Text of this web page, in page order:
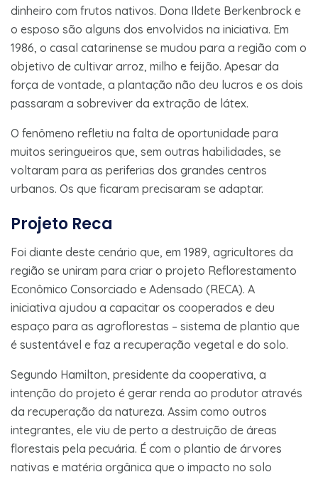
dinheiro com frutos nativos. Dona Ildete Berkenbrock e
o esposo são alguns dos envolvidos na iniciativa. Em
1986, o casal catarinense se mudou para a região com o
objetivo de cultivar arroz, milho e feijão. Apesar da
força de vontade, a plantação não deu lucros e os dois
passaram a sobreviver da extração de látex.
O fenômeno refletiu na falta de oportunidade para
muitos seringueiros que, sem outras habilidades, se
voltaram para as periferias dos grandes centros
urbanos. Os que ficaram precisaram se adaptar.
Projeto Reca
Foi diante deste cenário que, em 1989, agricultores da
região se uniram para criar o projeto Reflorestamento
Econômico Consorciado e Adensado (RECA). A
iniciativa ajudou a capacitar os cooperados e deu
espaço para as agroflorestas – sistema de plantio que
é sustentável e faz a recuperação vegetal e do solo.
Segundo Hamilton, presidente da cooperativa, a
intenção do projeto é gerar renda ao produtor através
da recuperação da natureza. Assim como outros
integrantes, ele viu de perto a destruição de áreas
florestais pela pecuária. É com o plantio de árvores
nativas e matéria orgânica que o impacto no solo